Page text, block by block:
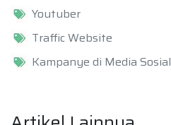
Youtuber
Traffic Website
Kampanye di Media Sosial